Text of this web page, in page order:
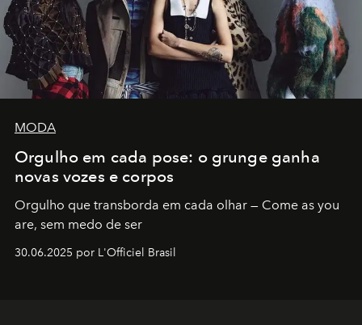
MODA
Orgulho em cada pose: o grunge ganha
novas vozes e corpos
Orgulho que transborda em cada olhar — Come as you
are, sem medo de ser
30.06.2025 por L'Officiel Brasil